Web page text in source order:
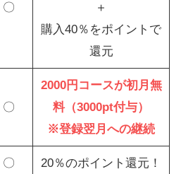
〇
＋
購入40％をポイントで
還元
〇
2000円コースが初月無
料（3000pt付与）
※登録翌月への継続
〇 20％のポイント還元！